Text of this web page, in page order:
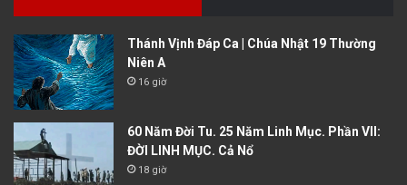
Thánh Vịnh Đáp Ca | Chúa Nhật 19 Thường
Niên A
16 giờ
60 Năm Đời Tu. 25 Năm Linh Mục. Phần VII:
ĐỜI LINH MỤC. Cả Nổ
18 giờ